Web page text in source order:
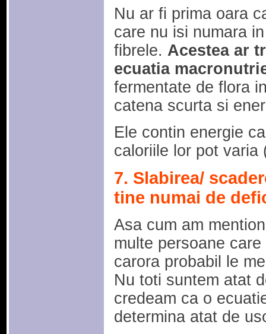
Nu ar fi prima oara
care nu isi numara
fibrele. Acestea ar
ecuatia
fermentate de flora
catena scurta si
Ele contin energie
caloriile lor pot varia
7. Slabirea/
tine numai de
Asa cum am
multe persoane
carora probabil le
Nu toti suntem atat
credeam ca o
determina atat de